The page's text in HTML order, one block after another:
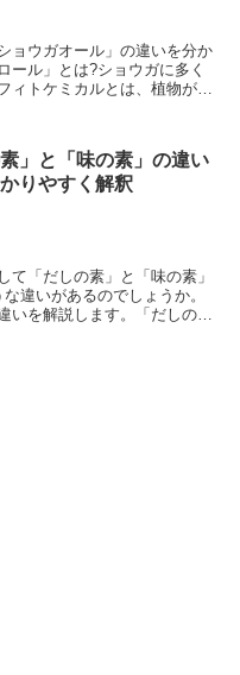
ョウガオール」の違いを分か
ール」とは?ショウガに多く
トケミカルとは、植物が作
素」と「味の素」の違い
りやすく解釈
「だしの素」と「味の素」
違いがあるのでしょうか。
いを解説します。「だしの